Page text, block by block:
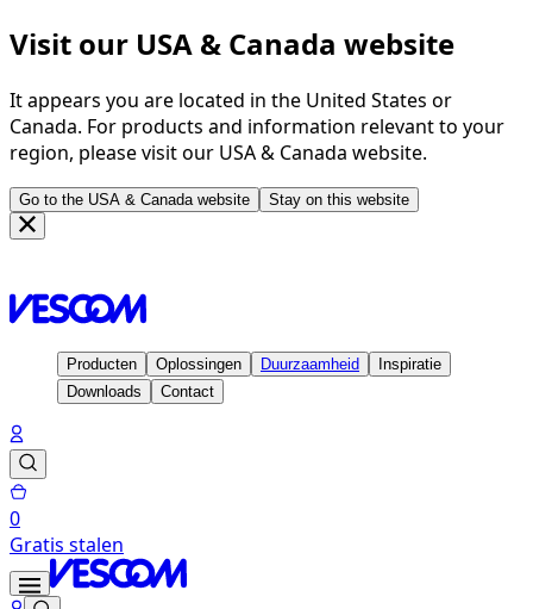
Visit our USA & Canada website
It appears you are located in the United States or
Canada. For products and information relevant to your
region, please visit our USA & Canada website.
Go to the USA & Canada website Stay on this website
Producten Oplossingen Duurzaamheid
Inspiratie
Downloads
Contact
0
Gratis stalen